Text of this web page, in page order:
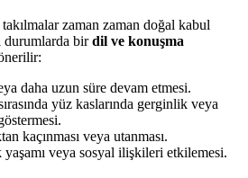
zaman zaman doğal kabul
durumlarda birdil ve konuşma
daha uzun süre devam etmesi.
yüz kaslarında gerginlik veya
kaçınması veya utanması.
yaşamı veya sosyal ilişkileri etkilemesi.